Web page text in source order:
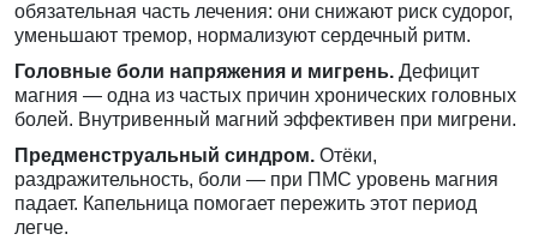
обязательная часть лечения: они снижают риск судорог,
уменьшают тремор, нормализуют сердечный ритм.
Головные боли напряжения и мигрень. Дефицит
магния — одна из частых причин хронических головных
болей. Внутривенный магний эффективен при мигрени.
Предменструальный синдром. Отёки,
раздражительность, боли — при ПМС уровень магния
падает. Капельница помогает пережить этот период
легче.